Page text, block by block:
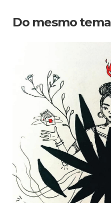
Do mesmo tema